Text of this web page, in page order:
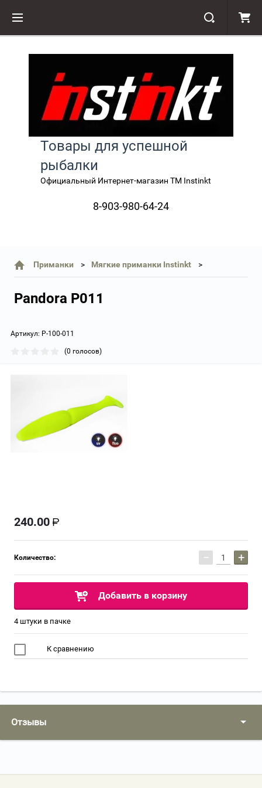
Товары для успешной
рыбалки
Официальный Интернет-магазин TM Instinkt
8-903-980-64-24
Приманки Мягкие приманки Instinkt
Pandora P011
Артикул: P-100-011
(0 голосов)
240.00
Количество: − +
Добавить в корзину
4 штуки в пачке
К сравнению
Отзывы